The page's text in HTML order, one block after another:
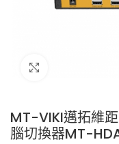
MT-VIKI邁拓維
腦切換器MT-